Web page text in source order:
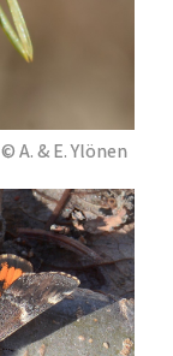
A. & E. Ylönen